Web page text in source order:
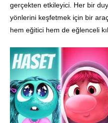
gerçekten etkileyici. Her bir
yönlerini keşfetmek için bir
hem eğitici hem de eğlenceli